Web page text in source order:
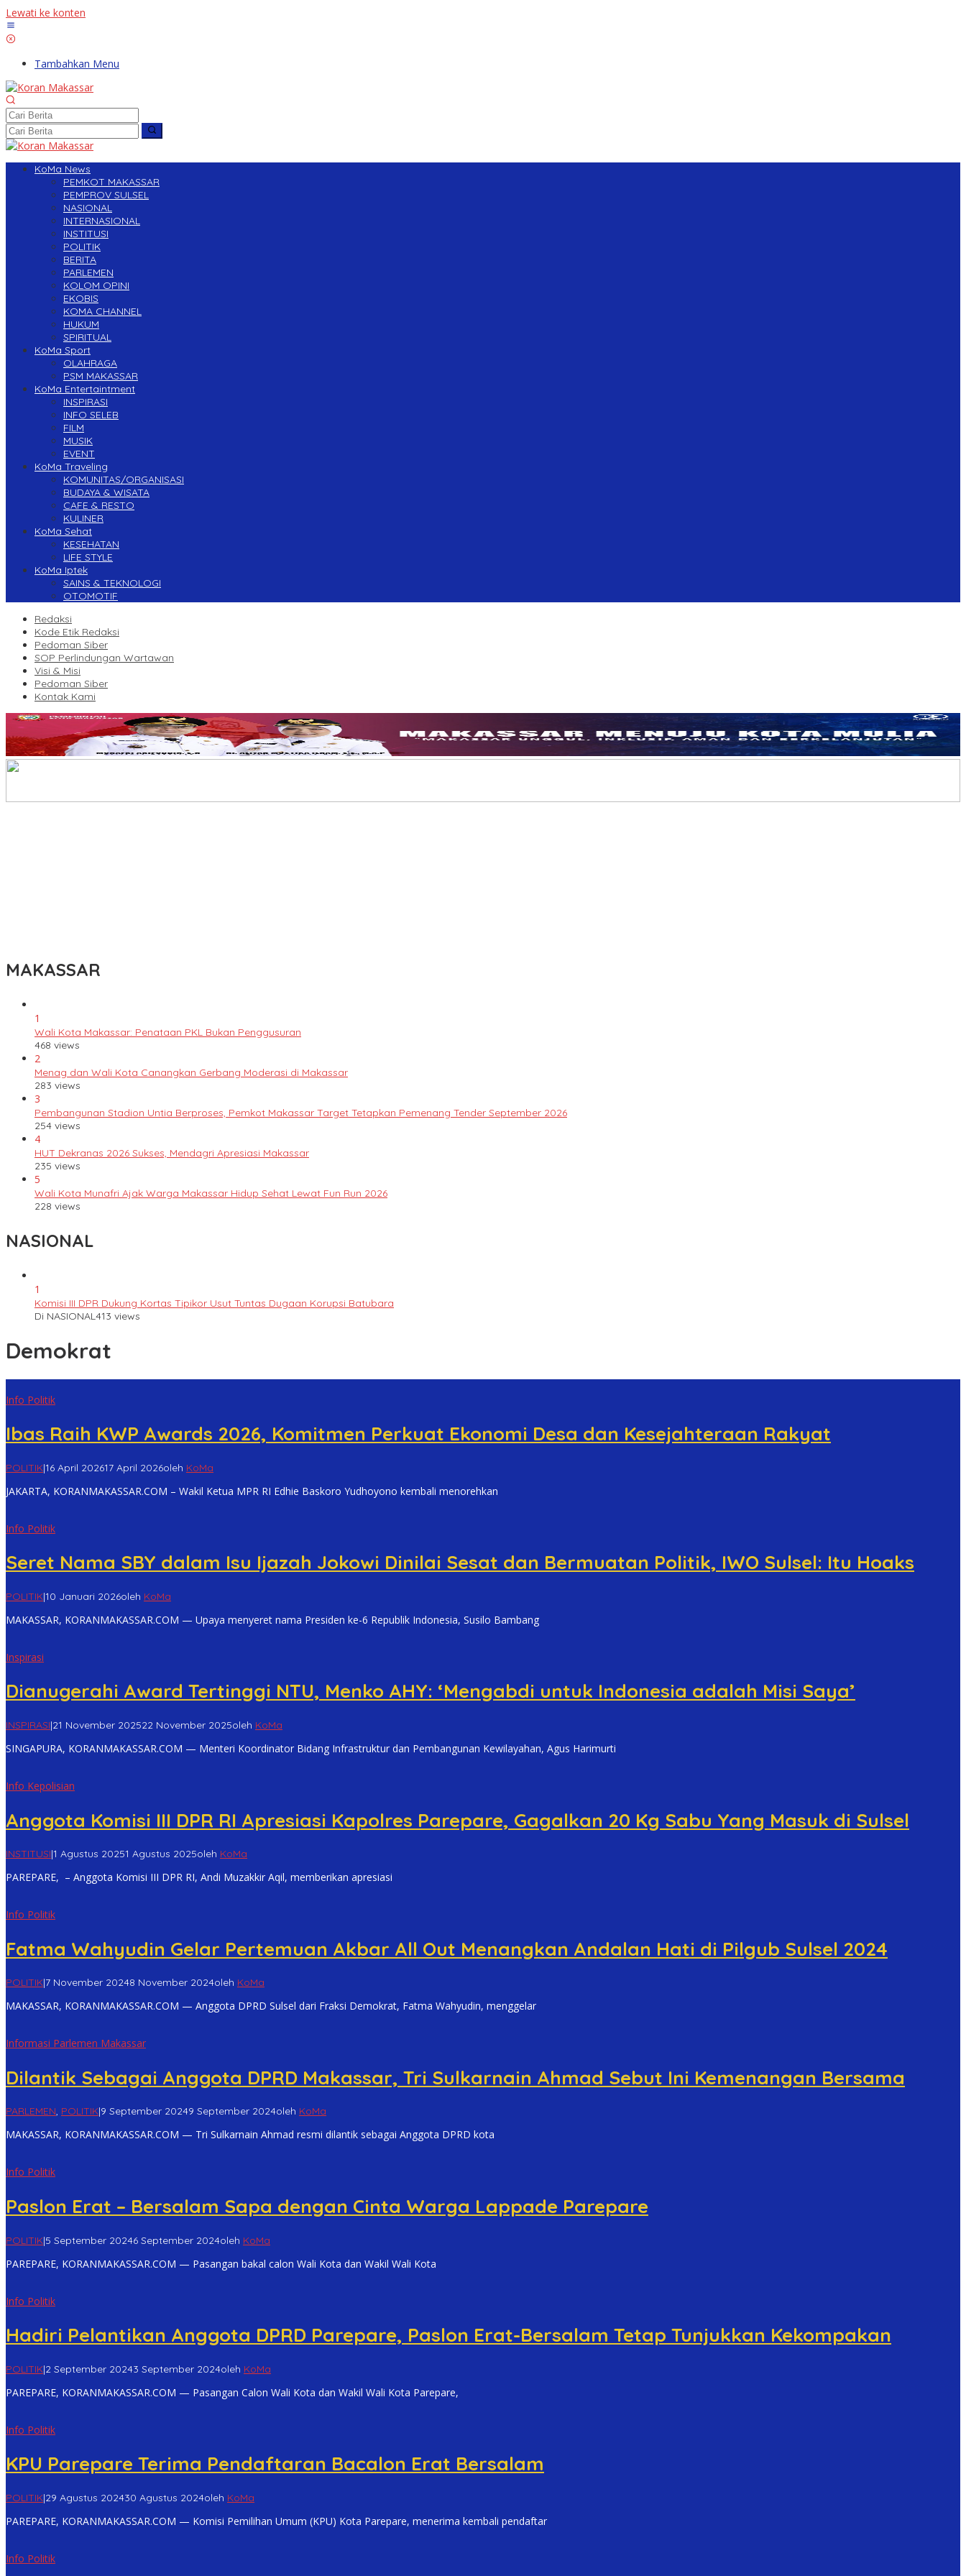
Lewati ke konten
Tambahkan Menu
KoMa News
PEMKOT MAKASSAR
PEMPROV SULSEL
NASIONAL
INTERNASIONAL
INSTITUSI
POLITIK
BERITA
PARLEMEN
KOLOM OPINI
EKOBIS
KOMA CHANNEL
HUKUM
SPIRITUAL
KoMa Sport
OLAHRAGA
PSM MAKASSAR
KoMa Entertaintment
INSPIRASI
INFO SELEB
FILM
MUSIK
EVENT
KoMa Traveling
KOMUNITAS/ORGANISASI
BUDAYA & WISATA
CAFE & RESTO
KULINER
KoMa Sehat
KESEHATAN
LIFE STYLE
KoMa Iptek
SAINS & TEKNOLOGI
OTOMOTIF
Redaksi
Kode Etik Redaksi
Pedoman Siber
SOP Perlindungan Wartawan
Visi & Misi
Pedoman Siber
Kontak Kami
MAKASSAR
1
Wali Kota Makassar: Penataan PKL Bukan Penggusuran
468 views
2
Menag dan Wali Kota Canangkan Gerbang Moderasi di Makassar
283 views
3
Pembangunan Stadion Untia Berproses, Pemkot Makassar Target Tetapkan Pemenang Tender September 2026
254 views
4
HUT Dekranas 2026 Sukses, Mendagri Apresiasi Makassar
235 views
5
Wali Kota Munafri Ajak Warga Makassar Hidup Sehat Lewat Fun Run 2026
228 views
NASIONAL
1
Komisi III DPR Dukung Kortas Tipikor Usut Tuntas Dugaan Korupsi Batubara
Di NASIONAL413 views
Demokrat
Info Politik
Ibas Raih KWP Awards 2026, Komitmen Perkuat Ekonomi Desa dan Kesejahteraan Rakyat
POLITIK|16 April 202617 April 2026oleh KoMa
JAKARTA, KORANMAKASSAR.COM – Wakil Ketua MPR RI Edhie Baskoro Yudhoyono kembali menorehkan
Info Politik
Seret Nama SBY dalam Isu Ijazah Jokowi Dinilai Sesat dan Bermuatan Politik, IWO Sulsel: Itu Hoaks
POLITIK|10 Januari 2026oleh KoMa
MAKASSAR, KORANMAKASSAR.COM — Upaya menyeret nama Presiden ke-6 Republik Indonesia, Susilo Bambang
Inspirasi
Dianugerahi Award Tertinggi NTU, Menko AHY: ‘Mengabdi untuk Indonesia adalah Misi Saya’
INSPIRASI|21 November 202522 November 2025oleh KoMa
SINGAPURA, KORANMAKASSAR.COM — Menteri Koordinator Bidang Infrastruktur dan Pembangunan Kewilayahan, Agus Harimurti
Info Kepolisian
Anggota Komisi III DPR RI Apresiasi Kapolres Parepare, Gagalkan 20 Kg Sabu Yang Masuk di Sulsel
INSTITUSI|1 Agustus 20251 Agustus 2025oleh KoMa
PAREPARE, – Anggota Komisi III DPR RI, Andi Muzakkir Aqil, memberikan apresiasi
Info Politik
Fatma Wahyudin Gelar Pertemuan Akbar All Out Menangkan Andalan Hati di Pilgub Sulsel 2024
POLITIK|7 November 20248 November 2024oleh KoMa
MAKASSAR, KORANMAKASSAR.COM — Anggota DPRD Sulsel dari Fraksi Demokrat, Fatma Wahyudin, menggelar
Informasi Parlemen Makassar
Dilantik Sebagai Anggota DPRD Makassar, Tri Sulkarnain Ahmad Sebut Ini Kemenangan Bersama
PARLEMEN, POLITIK|9 September 20249 September 2024oleh KoMa
MAKASSAR, KORANMAKASSAR.COM — Tri Sulkarnain Ahmad resmi dilantik sebagai Anggota DPRD kota
Info Politik
Paslon Erat – Bersalam Sapa dengan Cinta Warga Lappade Parepare
POLITIK|5 September 20246 September 2024oleh KoMa
PAREPARE, KORANMAKASSAR.COM — Pasangan bakal calon Wali Kota dan Wakil Wali Kota
Info Politik
Hadiri Pelantikan Anggota DPRD Parepare, Paslon Erat-Bersalam Tetap Tunjukkan Kekompakan
POLITIK|2 September 20243 September 2024oleh KoMa
PAREPARE, KORANMAKASSAR.COM — Pasangan Calon Wali Kota dan Wakil Wali Kota Parepare,
Info Politik
KPU Parepare Terima Pendaftaran Bacalon Erat Bersalam
POLITIK|29 Agustus 202430 Agustus 2024oleh KoMa
PAREPARE, KORANMAKASSAR.COM — Komisi Pemilihan Umum (KPU) Kota Parepare, menerima kembali pendaftar
Info Politik